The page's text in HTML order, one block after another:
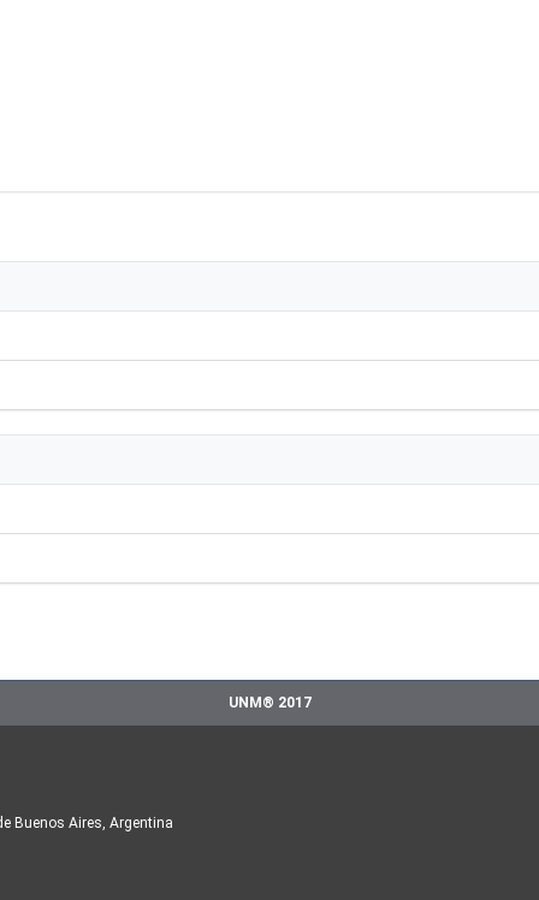
UNM® 2017
Buenos Aires, Argentina